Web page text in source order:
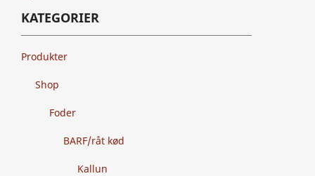
KATEGORIER
Produkter
Shop
Foder
BARF/råt kød
Kallun